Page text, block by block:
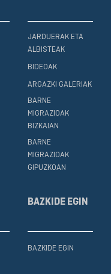
JARDUERAK ETA
ALBISTEAK
BIDEOAK
ARGAZKI GALERIAK
BARNE
MIGRAZIOAK
BIZKAIAN
BARNE
MIGRAZIOAK
GIPUZKOAN
BAZKIDE EGIN
BAZKIDE EGIN